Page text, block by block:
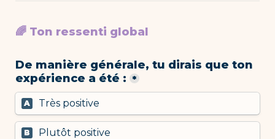
🌈 Ton ressenti global
De manière générale, tu dirais que ton
expérience a été :
*
A Très positive
B Plutôt positive